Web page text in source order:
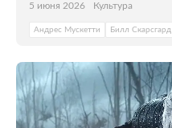
5 июня 2026 Культура
Андрес Мускетти Билл Скарсгард